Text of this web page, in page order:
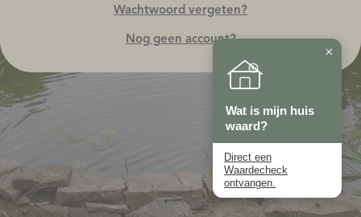
Wachtwoord vergeten?
Nog geen account?
×
Wat is mijn huis
waard?
Direct een
Waardecheck
ontvangen.